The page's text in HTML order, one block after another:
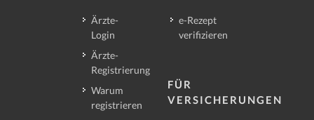
Ärzte-
Login
Ärzte-
Registrierung
Warum
registrieren
e-Rezept
verifizieren
FÜR
VERSICHERUNGEN